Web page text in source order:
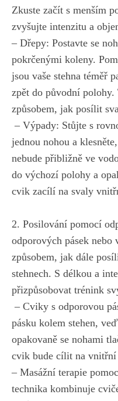
Zkuste⁢ začít s menším
zvyšujte intenzitu a⁢
– Dřepy: Postavte se
pokrčenými koleny.
jsou vaše ⁣stehna téměř
zpět‍ do původní
způsobem, jak‌ posílit
– Výpady: Stůjte s
jednou ⁤nohou a
nebude přibližně ve
do výchozí polohy a
cvik zacílí na​ svaly
2. Posilování pomocí​
odporových pásek nebo
způsobem, jak dále
stehnech. S délkou a
přizpůsobovat ​trénink
– Cviky‌ s odporovou
pásku kolem stehen,⁢
opakovaně se ​nohami
cvik bude ​cílit na ⁤vnitřní
– Masážní terapie
technika kombinuje